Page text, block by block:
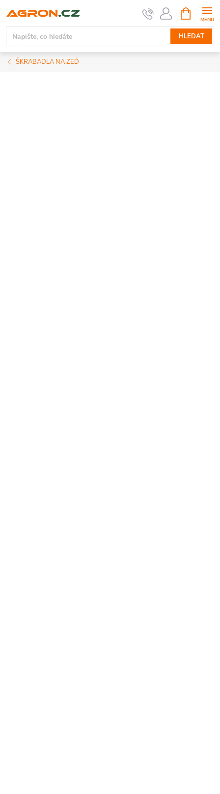
na
obsah
HLEDAT
NÁKUPNÍ
KOŠÍK
ŠKRABADLA NA ZEĎ